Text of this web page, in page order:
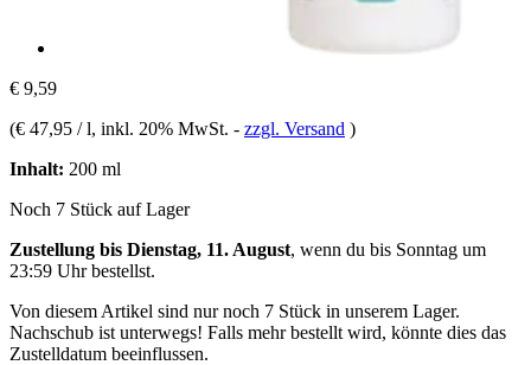
€ 9,59
(€ 47,95 / l, inkl. 20% MwSt. - zzgl. Versand )
Inhalt: 200 ml
Noch 7 Stück auf Lager
Zustellung bis Dienstag, 11. August, wenn du bis Sonntag um
23:59 Uhrbestellst.
Von diesem Artikel sind nur noch 7 Stück in unserem Lager.
Nachschub ist unterwegs! Falls mehr bestellt wird, könnte dies das
Zustelldatum beeinflussen.